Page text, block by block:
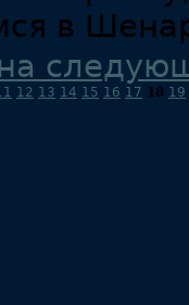
в
12 13 14 15 16 17 18 19